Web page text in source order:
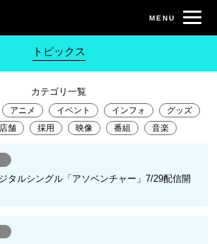
トピックス
カテゴリ一覧
アニメ イベント インフォ
グッズ
店舗 採用 映像 番組 音楽
タルシングル「アソベンチャー」7/29配信開